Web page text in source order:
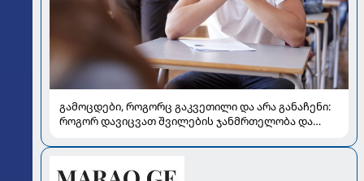
გამოცდები, როგორც გაკვეთილი და არა განაჩენი:
როგორ დავიცვათ შვილების ჯანმრთელობა და